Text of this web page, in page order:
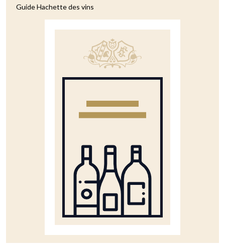
Guide Hachette des vins